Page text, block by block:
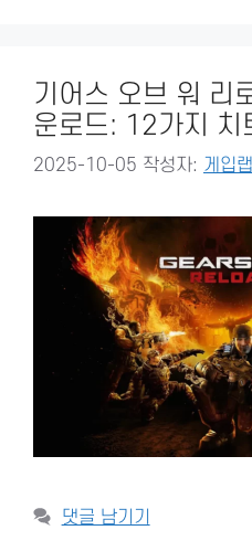
기어스 오브 워 리
운로드: 12가지 치
2025-10-05 작성자: 게입랩
댓글 남기기